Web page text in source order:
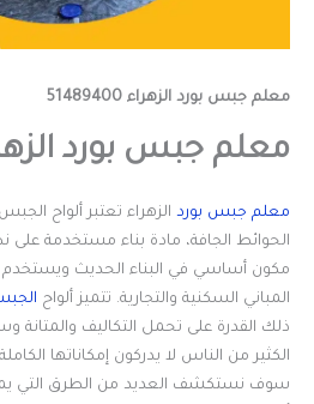
معلم جبس بورد الزهراء 51489400
معلم جبس بورد الزهراء
معلم جبس بورد الزهراء تعتبر ألواح
الحوائط الجافة، مادة بناء مستخدمة
مكون أساسي في البناء الحديث ويستخدم
المباني السكنية والتجارية. تتميز ألواح
ذلك القدرة على تحمل التكاليف والمتانة
الكثير من الناس لا يدركون إمكاناتها
سوف نستكشف العديد من الطرق التي